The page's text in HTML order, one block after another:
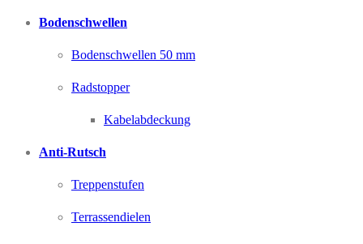
Bodenschwellen
Bodenschwellen 50 mm
Radstopper
Kabelabdeckung
Anti-Rutsch
Treppenstufen
Terrassendielen